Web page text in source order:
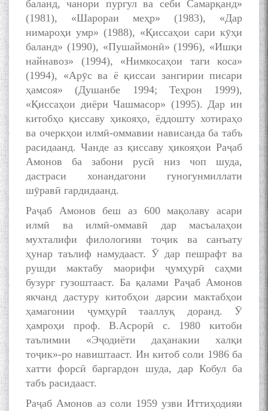
баланд, чанори пургул ва себи Самарқанд»
(1981), «Шарораи меҳр» (1983), «Дар
нимароҳи умр» (1988), «Қиссаҳои сари кӯҳи
баланд» (1990), «Пушаймонӣ» (1996), «Ишқи
найнавоз» (1994), «Нимкосаҳои таги коса»
(1994), «Арӯс ва ё қиссаи зангирии писари
ҳамсоя» (Душанбе 1994; Теҳрон 1999),
«Қиссаҳои диёри Чашмасор» (1995). Дар ин
китобҳо қиссаву ҳикояҳо, ёддошту хотираҳо
ва очеркҳои илмӣ-оммавии нависанда ба табъ
расидаанд. Чанде аз қиссаву ҳикояҳои Раҷаб
Амонов ба забони русӣ низ чоп шуда,
дастраси хонандагони гуногунмиллати
шӯравӣ гардидаанд.
Раҷаб Амонов беш аз 600 мақолаву асари
илмӣ ва илмӣ-оммавӣ дар масъалаҳои
мухталифи филологияи тоҷик ва санъату
ҳунар таълиф намудааст. Ӯ дар пешрафт ва
рушди мактабу маорифи ҷумҳурӣ саҳми
бузург гузоштааст. Ба қалами Раҷаб Амонов
якчанд дастуру китобҳои дарсии мактабҳои
ҳамагонии ҷумҳурӣ тааллуқ доранд. Ӯ
ҳамроҳи проф. В.Асрорӣ с. 1980 китоби
таълимии «Эҷодиёти даҳанакии халқи
тоҷик»-ро навиштааст. Ин китоб соли 1986 ба
хатти форсӣ баргардон шуда, дар Кобул ба
табъ расидааст.
Раҷаб Амонов аз соли 1959 узви Иттиҳодияи